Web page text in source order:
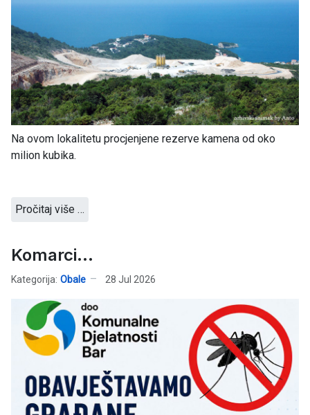
Na ovom lokalitetu procjenjene rezerve kamena od oko
milion kubika.
Pročitaj više …
Komarci...
Kategorija: Obale 28 Jul 2026